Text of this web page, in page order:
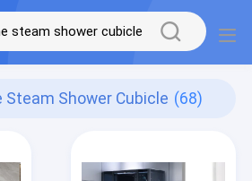
Shower Cubicle (68)